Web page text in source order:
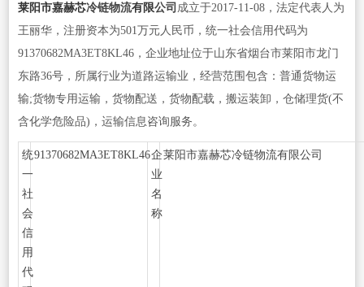
莱阳市嘉赫芯冷链物流有限公司 成立于2017-11-08，法定代表人为
王丽华，注册资本为501万元人民币，统一社会信用代码为
91370682MA3ET8KL46，企业地址位于山东省烟台市莱阳市龙门
东路36号，所属行业为道路运输业，经营范围包含：普通货物运
输;货物专用运输，货物配送，货物配载，搬运装卸，仓储理货(不
含化学危险品)，运输信息咨询服务。
统
一
社
会
信
用
代
91370682MA3ET8KL46企
业
名
称
莱阳市嘉赫芯冷链物流有限公司